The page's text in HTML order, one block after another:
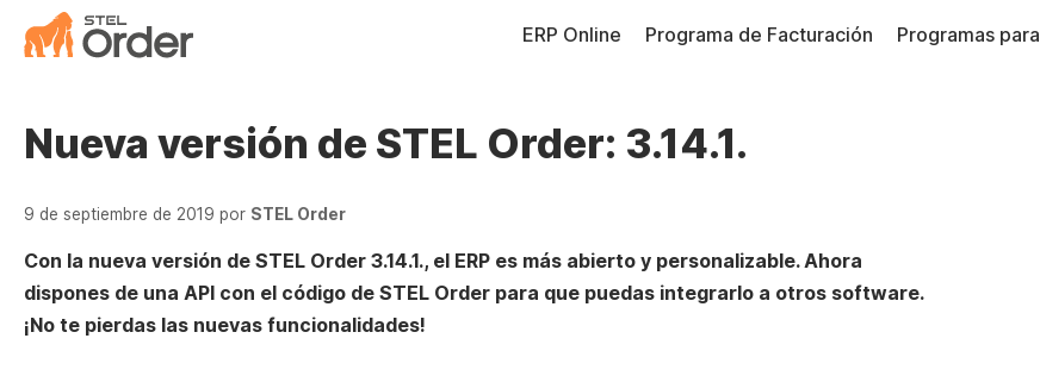
ERP Online Programa de Facturación Programas para
Nueva versión de STEL Order: 3.14.1.
9 de septiembre de 2019 por STEL Order
Con la nueva versión de STEL Order 3.14.1., el ERP es más abierto y personalizable. Ahora
dispones de una API con el código de STEL Order para que puedas integrarlo a otros software.
¡No te pierdas las nuevas funcionalidades!